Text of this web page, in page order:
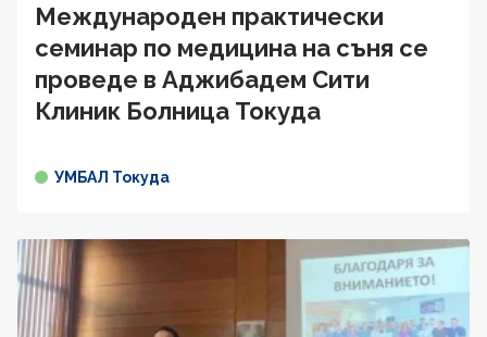
Международен практически
семинар по медицина на съня се
проведе в Аджибадем Сити
Клиник Болница Токуда
УМБАЛ Токуда